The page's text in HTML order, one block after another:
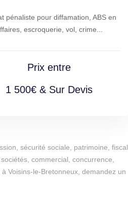
pénaliste pour diffamation, ABS en
escroquerie, vol, crime...
Prix entre
1 500€ & Sur Devis
sécurité sociale, patrimoine, fiscal,
commercial, concurrence,
Voisins-le-Bretonneux, demandez un